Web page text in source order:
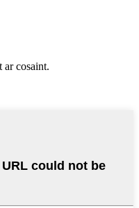
cosaint.